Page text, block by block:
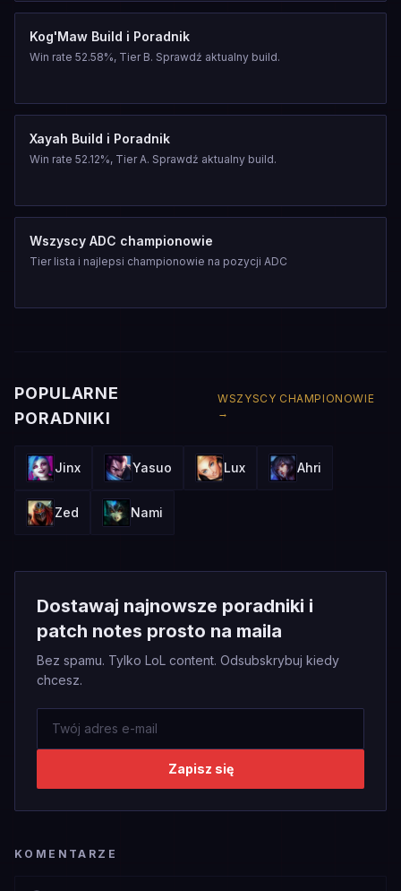
Kog'Maw Build i Poradnik
Win rate 52.58%, Tier B. Sprawdź aktualny build.
Xayah Build i Poradnik
Win rate 52.12%, Tier A. Sprawdź aktualny build.
Wszyscy ADC championowie
Tier lista i najlepsi championowie na pozycji ADC
POPULARNE
PORADNIKI
WSZYSCY CHAMPIONOWIE
→
Jinx Yasuo Lux Ahri
Zed Nami
Dostawaj najnowsze poradniki i
patch notes prosto na maila
Bez spamu. Tylko LoL content. Odsubskrybuj kiedy
chcesz.
Zapisz się
KOMENTARZE